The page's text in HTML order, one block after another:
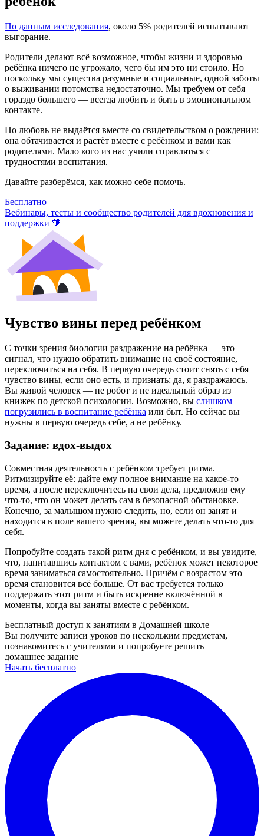
По данным исследования, около 5% родителей испытывают
выгорание.
Родители делают всё возможное, чтобы жизни и здоровью
ребёнка ничего не угрожало, чего бы им это ни стоило. Но
поскольку мы существа разумные и социальные, одной заботы
о выживании потомства недостаточно. Мы требуем от себя
гораздо большего — всегда любить и быть в эмоциональном
контакте.
Но любовь не выдаётся вместе со свидетельством о рождении:
она обтачивается и растёт вместе с ребёнком и вами как
родителями. Мало кого из нас учили справляться с
трудностями воспитания.
Давайте разберёмся, как можно себе помочь.
Бесплатно
Вебинары, тесты и сообщество родителей для вдохновения и
поддержки 🧡
Чувство вины перед ребёнком
С точки зрения биологии раздражение на ребёнка — это
сигнал, что нужно обратить внимание на своё состояние,
переключиться на себя. В первую очередь стоит снять с себя
чувство вины, если оно есть, и признать: да, я раздражаюсь.
Вы живой человек — не робот и не идеальный образ из
книжек по детской психологии. Возможно, вы слишком
погрузились в воспитание ребёнка или быт. Но сейчас вы
нужны в первую очередь себе, а не ребёнку.
Задание: вдох-выдох
Совместная деятельность с ребёнком требует ритма.
Ритмизируйте её: дайте ему полное внимание на какое-то
время, а после переключитесь на свои дела, предложив ему
что-то, что он может делать сам в безопасной обстановке.
Конечно, за малышом нужно следить, но, если он занят и
находится в поле вашего зрения, вы можете делать что-то для
себя.
Попробуйте создать такой ритм дня с ребёнком, и вы увидите,
что, напитавшись контактом с вами, ребёнок может некоторое
время заниматься самостоятельно. Причём с возрастом это
время становится всё больше. От вас требуется только
поддержать этот ритм и быть искренне включённой в
моменты, когда вы заняты вместе с ребёнком.
Бесплатный доступ к занятиям в Домашней школе
Вы получите записи уроков по нескольким предметам,
познакомитесь с учителями и попробуете решить
домашнее задание
Начать бесплатно